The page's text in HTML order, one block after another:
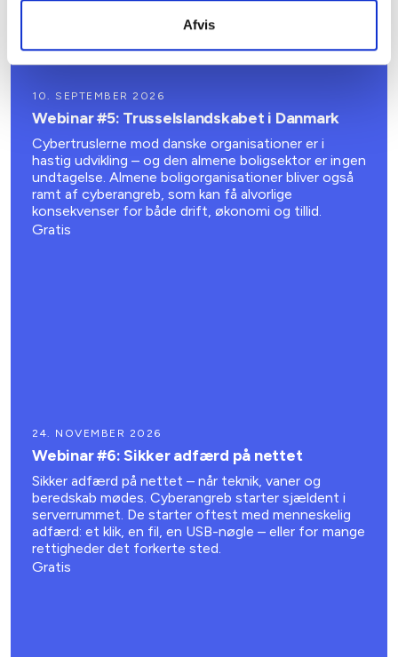
Afvis
10. SEPTEMBER 2026
Webinar #5: Trusselslandskabet i Danmark
Cybertruslerne mod danske organisationer er i
hastig udvikling – og den almene boligsektor er ingen
undtagelse. Almene boligorganisationer bliver også
ramt af cyberangreb, som kan få alvorlige
konsekvenser for både drift, økonomi og tillid.
Gratis
24. NOVEMBER 2026
Webinar #6: Sikker adfærd på nettet
Sikker adfærd på nettet – når teknik, vaner og
beredskab mødes. Cyberangreb starter sjældent i
serverrummet. De starter oftest med menneskelig
adfærd: et klik, en fil, en USB-nøgle – eller for mange
rettigheder det forkerte sted.
Gratis